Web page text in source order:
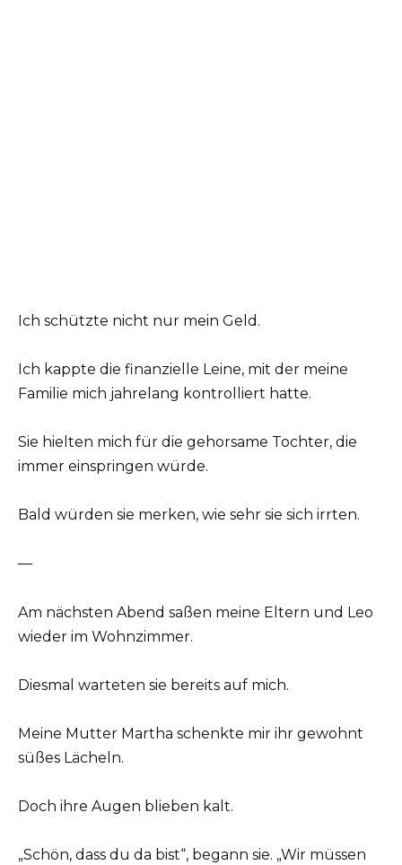
Ich schützte nicht nur mein Geld.
Ich kappte die finanzielle Leine, mit der meine
Familie mich jahrelang kontrolliert hatte.
Sie hielten mich für die gehorsame Tochter, die
immer einspringen würde.
Bald würden sie merken, wie sehr sie sich irrten.
—
Am nächsten Abend saßen meine Eltern und Leo
wieder im Wohnzimmer.
Diesmal warteten sie bereits auf mich.
Meine Mutter Martha schenkte mir ihr gewohnt
süßes Lächeln.
Doch ihre Augen blieben kalt.
„Schön, dass du da bist“, begann sie. „Wir müssen